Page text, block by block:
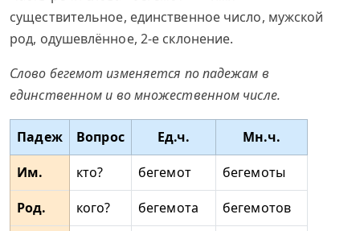
существительное, единственное число, мужской
род, одушевлённое, 2-е склонение.
Слово бегемот изменяется по падежам в
единственном и во множественном числе.
Падеж Вопрос Ед.ч.
Мн.ч.
Им.
кто? бегемот
бегемоты
Род.
кого? бегемота
бегемотов